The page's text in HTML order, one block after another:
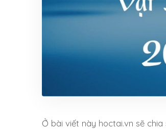
Ở bài viết này hoctai.vn sẽ